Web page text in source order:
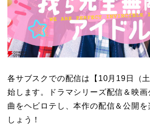
各サブスクでの配信は【10月19日（
始します。ドラマシリーズ配信＆映画
曲をヘビロテし、本作の配信＆公開を
しょう！